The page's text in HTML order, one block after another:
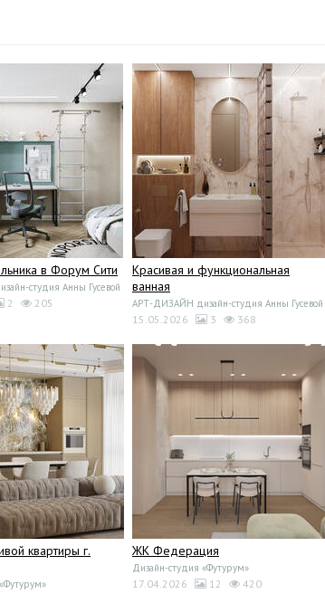
в Форум Сити
студия Анны Гусевой
2 205
Красивая и функциональная
ванная
АРТ-ДИЗАЙН дизайн-студия Анны Гусевой
15.05.2026 3 368
квартиры г.
ЖК Федерация
Дизайн-студия «Футурум»
17.04.2026 12 420